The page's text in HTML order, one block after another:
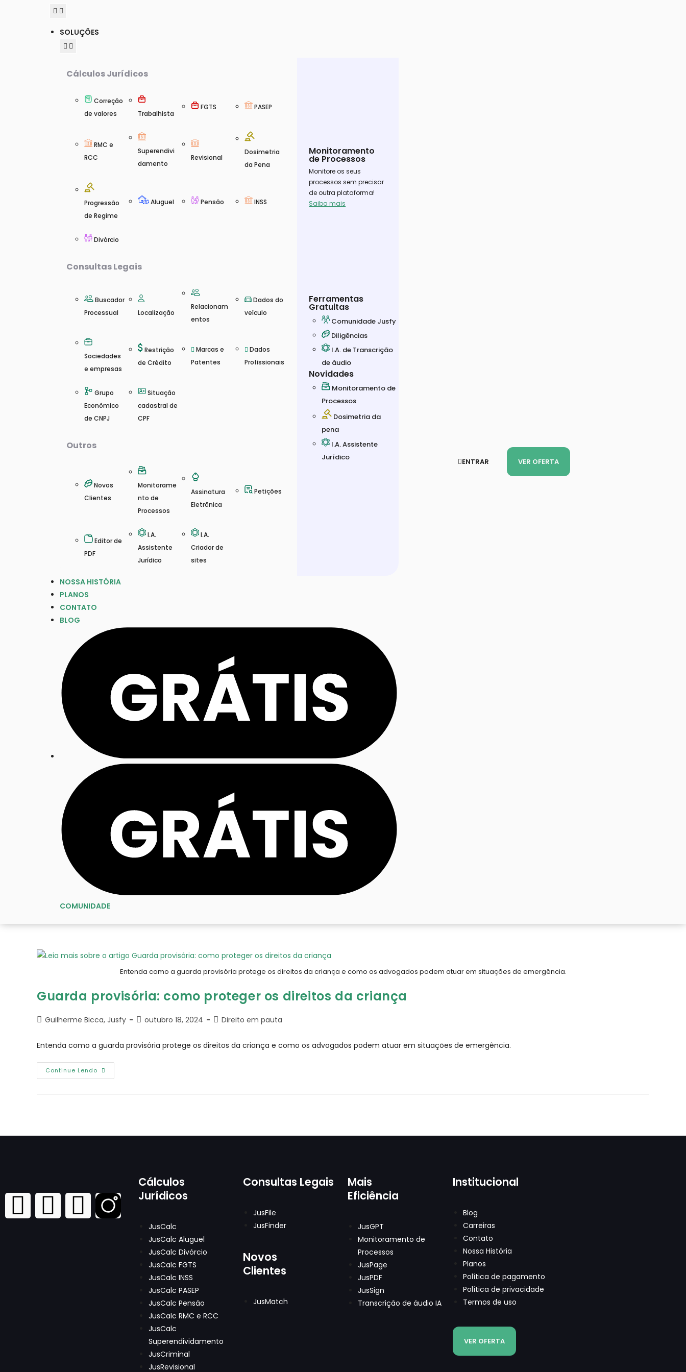
SOLUÇÕES
Cálculos Jurídicos
Correção
de valores
Trabalhista
FGTS PASEP
RMC e
RCC
Superendivi
damento
Revisional
Dosimetria
da Pena
Progressão
de Regime
Aluguel Pensão INSS
Divórcio
Consultas Legais
Buscador
Processual
Localização
Relacionam
entos
Dados do
veículo
Sociedades
e empresas
Restrição
de Crédito
Marcas e
Patentes
Dados
Profissionais
Grupo
Econômico
de CNPJ
Situação
cadastral de
CPF
Outros
Novos
Clientes
Monitorame
nto de
Processos
Assinatura
Eletrônica
Petições
Editor de
PDF
I.A.
Assistente
Jurídico
I.A.
Criador de
sites
Monitoramento
de Processos
Monitore os seus
processos sem precisar
de outra plataforma!
Saiba mais
Ferramentas
Gratuitas
Comunidade Jusfy
Diligências
I.A. de Transcrição
de áudio
Novidades
Monitoramento de
Processos
Dosimetria da
pena
I.A. Assistente
Jurídico
NOSSA HISTÓRIA
PLANOS
CONTATO
BLOG
COMUNIDADE
ENTRAR VER OFERTA
Entenda como a guarda provisória protege os direitos da criança e como os advogados podem atuar em situações de emergência.
Guarda provisória: como proteger os direitos da criança
Guilherme Bicca, Jusfy outubro 18, 2024 Direito em pauta
Entenda como a guarda provisória protege os direitos da criança e como os advogados podem atuar em situações de emergência.
Continue Lendo
Cálculos
Jurídicos
JusCalc
JusCalc Aluguel
JusCalc Divórcio
JusCalc FGTS
JusCalc INSS
JusCalc PASEP
JusCalc Pensão
JusCalc RMC e RCC
JusCalc
Superendividamento
JusCriminal
JusRevisional
Consultas Legais
JusFile
JusFinder
Novos
Clientes
JusMatch
Mais
Eficiência
JusGPT
Monitoramento de
Processos
JusPage
JusPDF
JusSign
Transcrição de áudio IA
Institucional
Blog
Carreiras
Contato
Nossa História
Planos
Política de pagamento
Política de privacidade
Termos de uso
VER OFERTA